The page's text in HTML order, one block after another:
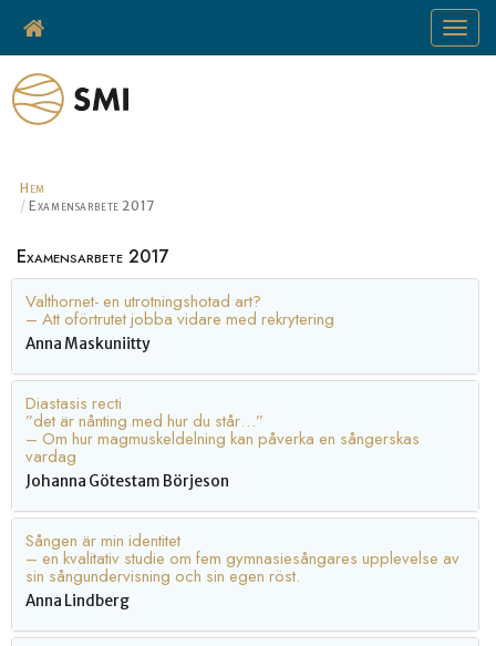
Toggle
Hem
Examensarbete 2017
Examensarbete 2017
Valthornet- en utrotningshotad art?
– Att oförtrutet jobba vidare med rekrytering
Anna Maskuniitty
Diastasis recti
”det är nånting med hur du står…”
– Om hur magmuskeldelning kan påverka en sångerskas
vardag
Johanna Götestam Börjeson
Sången är min identitet
– en kvalitativ studie om fem gymnasiesångares upplevelse av
sin sångundervisning och sin egen röst.
Anna Lindberg